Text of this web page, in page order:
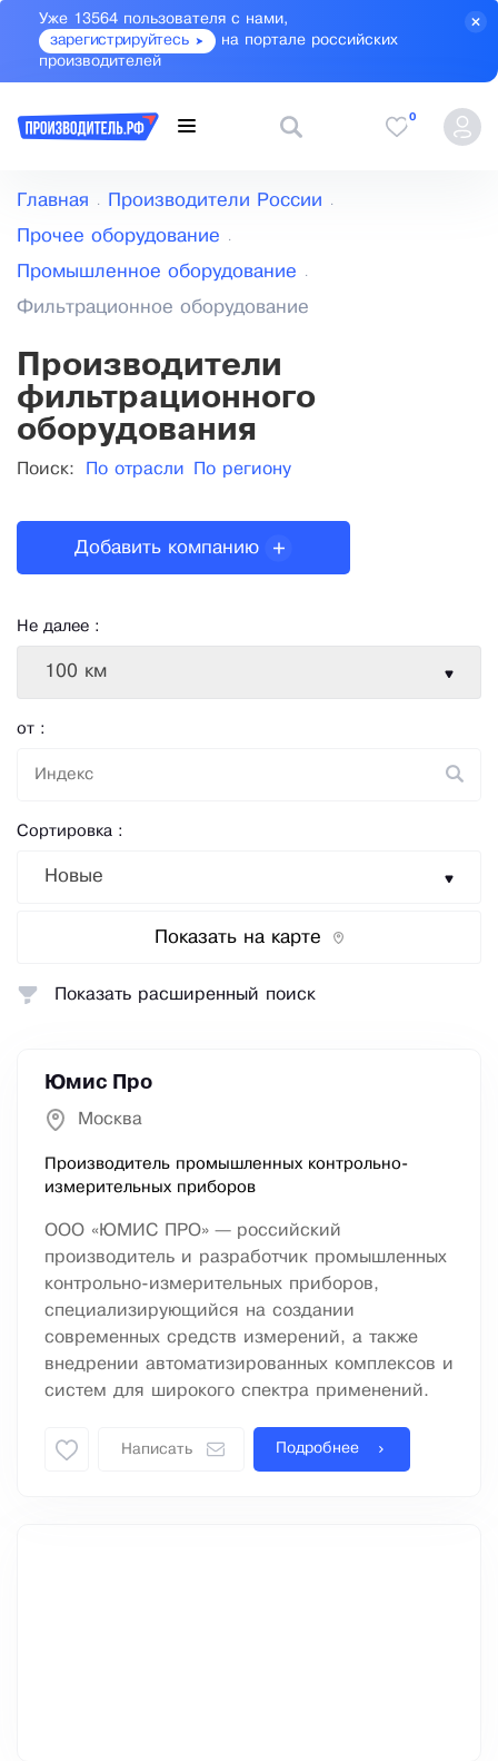
Уже 13564 пользователя с нами,
зарегистрируйтесь
на портале российских
производителей
0
Главная Производители России
Прочее оборудование
Промышленное оборудование
Фильтрационное оборудование
Производители
фильтрационного
оборудования
Поиск: По отрасли По региону
Не далее :
100 км
от :
Сортировка :
Новые
Показать на карте
Добавить компанию
Юмис Про
Москва
Производитель промышленных контрольно-
измерительных приборов
ООО «ЮМИС ПРО» — российский
производитель и разработчик промышленных
контрольно-измерительных приборов,
специализирующийся на создании
современных средств измерений, а также
внедрении автоматизированных комплексов и
систем для широкого спектра применений.
Написать Подробнее
Показать расширенный поиск